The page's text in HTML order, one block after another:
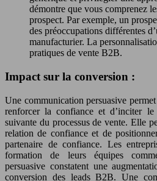
démontre que vous comprenez
prospect. Par exemple, un
des préoccupations différentes
manufacturier. La
pratiques de vente B2B.
Impact sur la conversion :
Une communication persuasive
renforcer la confiance et d’inciter le
suivante du processus de vente. Elle
relation de confiance et de
partenaire de confiance. Les
formation de leurs équipes
persuasive constatent une
conversion des leads B2B. Une